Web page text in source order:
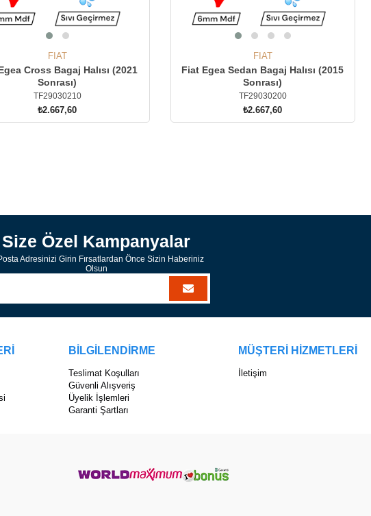
FIAT
Cross Bagaj Halısı (2021
Sonrası)
TF29030210
₺2.667,60
FIAT
Fiat Egea Sedan Bagaj Halısı (2015
Sonrası)
TF29030200
₺2.667,60
Size Özel Kampanyalar
Adresinizi Girin Fırsatlardan Önce Sizin Haberiniz
Olsun
BİLGİLENDİRME
Teslimat Koşulları
Güvenli Alışveriş
Üyelik İşlemleri
Garanti Şartları
MÜŞTERİ HİZMETLERİ
İletişim